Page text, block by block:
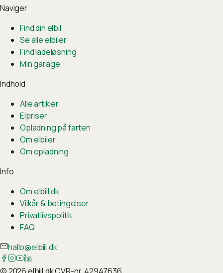
Naviger
Find din elbil
Se alle elbiler
Find ladeløsning
Min garage
Indhold
Alle artikler
Elpriser
Opladning på farten
Om elbiler
Om opladning
Info
Om elbiil.dk
Vilkår & betingelser
Privatlivspolitik
FAQ
hallo@elbiil.dk